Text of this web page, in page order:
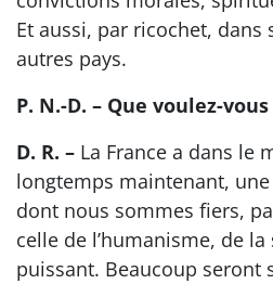
Et aussi, par ricochet, dans
autres pays.
P. N.-D. – Que voulez-
D. R. – La France a dans le
longtemps maintenant,
dont nous sommes fiers,
celle de l’humanisme, de la
puissant. Beaucoup seront